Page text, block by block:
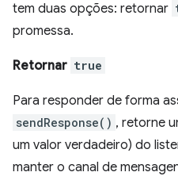
tem duas opções: retornar
promessa.
Retornar true
Para responder de forma
sendResponse() , retorne
um valor verdadeiro) do
manter o canal de